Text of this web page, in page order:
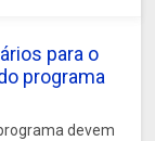
para o
programa
devem